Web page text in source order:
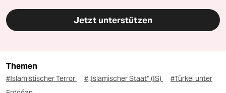
Jetzt unterstützen
Themen
#Islamistischer Terror #„Islamischer Staat“ (IS)
#Türkei unter